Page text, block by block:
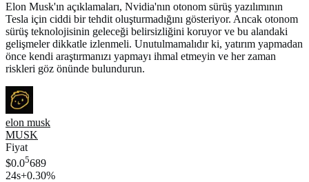
Elon Musk'ın açıklamaları, Nvidia'nın otonom sürüş yazılımının
Tesla için ciddi bir tehdit oluşturmadığını gösteriyor. Ancak otonom
sürüş teknolojisinin geleceği belirsizliğini koruyor ve bu alandaki
gelişmeler dikkatle izlenmeli. Unutulmamalıdır ki, yatırım yapmadan
önce kendi araştırmanızı yapmayı ihmal etmeyin ve her zaman
riskleri göz önünde bulundurun.
elon musk
MUSK
Fiyat
$0.05689
24s+0.30%